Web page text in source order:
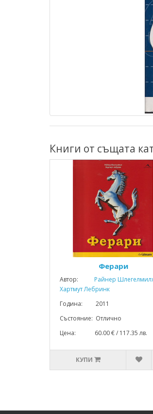
Книги от същата
Ферари
Автор:
Райнер
Хартмут Лебринк
Година: 2011
Състояние: Отлично
Цена: 60.00 € / 117.35 лв.
КУПИ